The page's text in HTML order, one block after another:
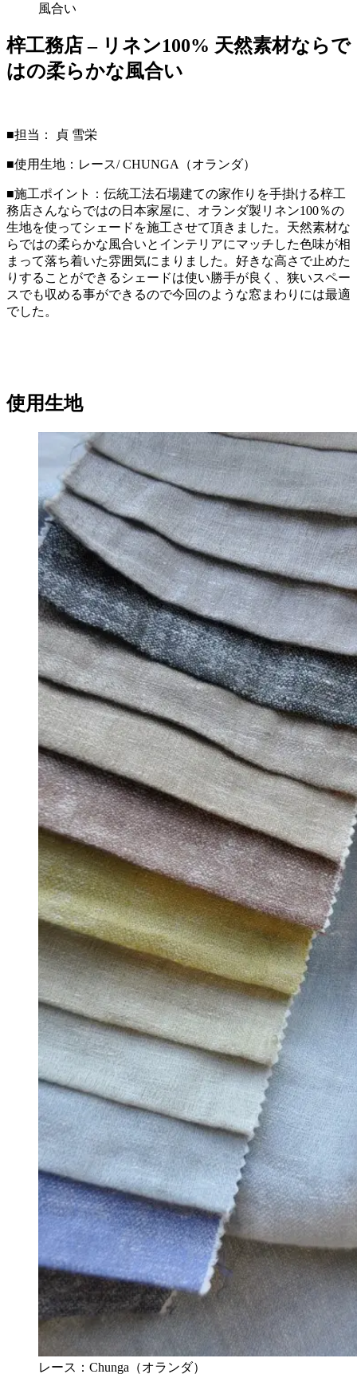
風合い
梓工務店 – リネン100% 天然素材ならで
はの柔らかな風合い
■担当： 貞 雪栄
■使用生地：レース/ CHUNGA（オランダ）
■施工ポイント：伝統工法石場建ての家作りを手掛ける梓工
務店さんならではの日本家屋に、オランダ製リネン100％の
生地を使ってシェードを施工させて頂きました。天然素材な
らではの柔らかな風合いとインテリアにマッチした色味が相
まって落ち着いた雰囲気にまりました。好きな高さで止めた
りすることができるシェードは使い勝手が良く、狭いスペー
スでも収める事ができるので今回のような窓まわりには最適
でした。
使用生地
レース：Chunga（オランダ）